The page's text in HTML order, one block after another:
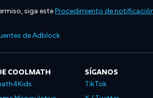
siga esteProcedimiento de
de Adblock
COOLMATH SÍGANOS
TikTok